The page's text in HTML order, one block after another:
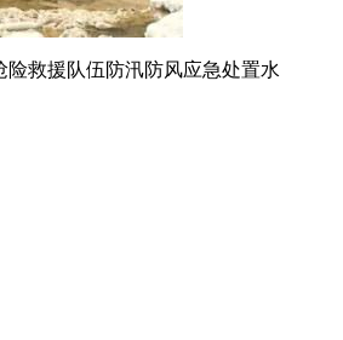
救援队伍防汛防风应急处置水